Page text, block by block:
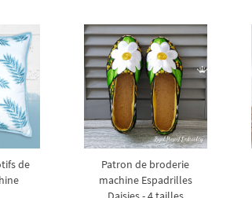
de
Patron de broderie
machine Espadrilles